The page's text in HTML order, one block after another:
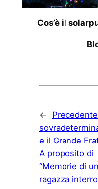
Cos’è il
←
e il Grande
A proposito di
“Memorie di
ragazza